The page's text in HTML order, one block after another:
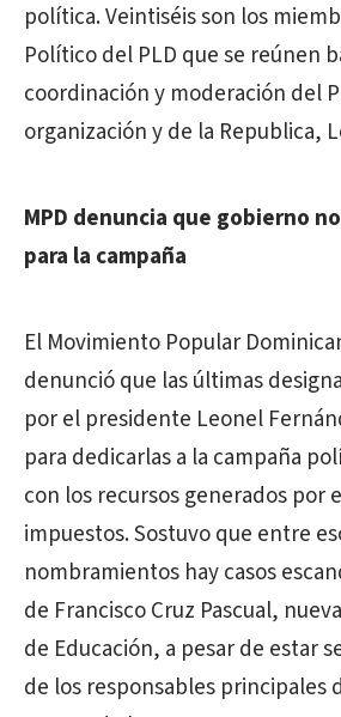
política. Veintiséis son los
Político del PLD que se reúnen
coordinación y moderación del
organización y de la Republica,
MPD denuncia que gobierno
para la campaña
El Movimiento Popular
denunció que las últimas
por el presidente Leonel
para dedicarlas a la campaña
con los recursos generados por
impuestos. Sostuvo que entre
nombramientos hay casos
de Francisco Cruz Pascual,
de Educación, a pesar de estar
de los responsables principales